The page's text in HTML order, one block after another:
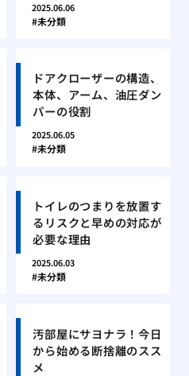
2025.06.06
未分類
ドアクローザーの構造、
本体、アーム、油圧ダン
パーの役割
2025.06.05
未分類
トイレのつまりを放置す
るリスクと早めの対応が
必要な理由
2025.06.03
未分類
汚部屋にサヨナラ！今日
から始める断捨離のスス
メ